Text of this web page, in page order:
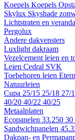
Koepels Koepels
Skylux Skyshade
Lichtstraten en
Pergolux
Andere dakvensters
Luxlight dakraam
Vezelcement leien en
Leien Cedral SVK
Toebehoren leien
Natuurleien
Cupa 25/15 25/18 27/
40/20 40/22 40/25
Metaalplaten
Ecopanelen 33.250 30
Sandwichpanelen
Dakpan- en